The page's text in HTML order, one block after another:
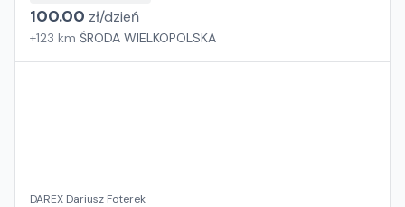
100.00 zł/dzień
+123 km ŚRODA WIELKOPOLSKA
DAREX Dariusz Foterek